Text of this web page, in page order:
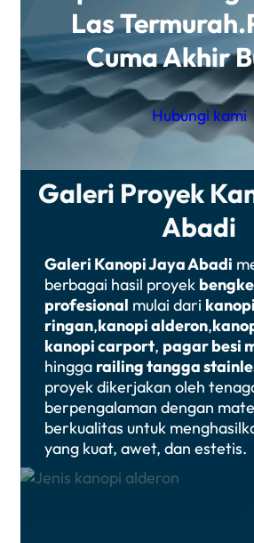
Las
Cuma Akhir
Hubungi kami
Galeri Proyek
Abadi
Galeri Kanopi Jaya Abadi
berbagai hasil proyek
profesional mulai dari
ringan,kanopi alderon,
kanopi carport, pagar besi
hingga railing tangga
proyek dikerjakan oleh
berpengalaman dengan
berkualitas untuk
yang kuat, awet, dan estetis.